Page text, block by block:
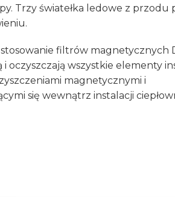
Trzy światełka ledowe z przodu
filtrów magnetycznych
oczyszczają wszystkie elementy
magnetycznymi i
się wewnątrz instalacji